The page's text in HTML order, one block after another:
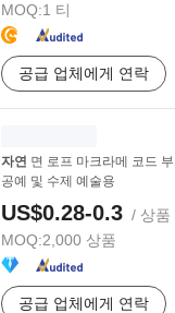
MOQ:1 티
공급 업체에게 연락
자연 면 로프 마크라메 코드
공예 및 수제 예술용
US$0.28-0.3 / 상품
MOQ:2,000 상품
공급 업체에게 연락